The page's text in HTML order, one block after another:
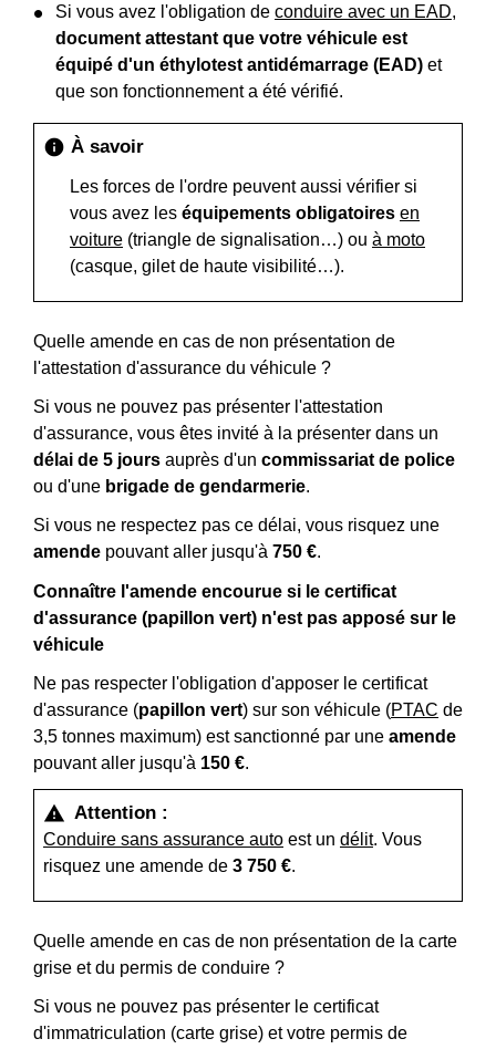
Si vous avez l'obligation de conduire avec un EAD,
document attestant que votre véhicule est
équipé d'un éthylotest antidémarrage (EAD) et
que son fonctionnement a été vérifié.
info À savoir
Les forces de l'ordre peuvent aussi vérifier si
vous avez les équipements obligatoires en
voiture (triangle de signalisation…) ou à moto
(casque, gilet de haute visibilité…).
Quelle amende en cas de non présentation de
l'attestation d'assurance du véhicule ?
Si vous ne pouvez pas présenter l'attestation
d'assurance, vous êtes invité à la présenter dans un
délai de 5 jours auprès d'un commissariat de police
ou d'une brigade de gendarmerie.
Si vous ne respectez pas ce délai, vous risquez une
amende pouvant aller jusqu'à 750 €.
Connaître l'amende encourue si le certificat
d'assurance (papillon vert) n'est pas apposé sur le
véhicule
Ne pas respecter l'obligation d'apposer le certificat
d'assurance (papillon vert) sur son véhicule (PTAC de
3,5 tonnes maximum) est sanctionné par une amende
pouvant aller jusqu'à 150 €.
warning Attention :
Conduire sans assurance auto est un délit. Vous
risquez une amende de 3 750 €.
Quelle amende en cas de non présentation de la carte
grise et du permis de conduire ?
Si vous ne pouvez pas présenter le certificat
d'immatriculation (carte grise) et votre permis de